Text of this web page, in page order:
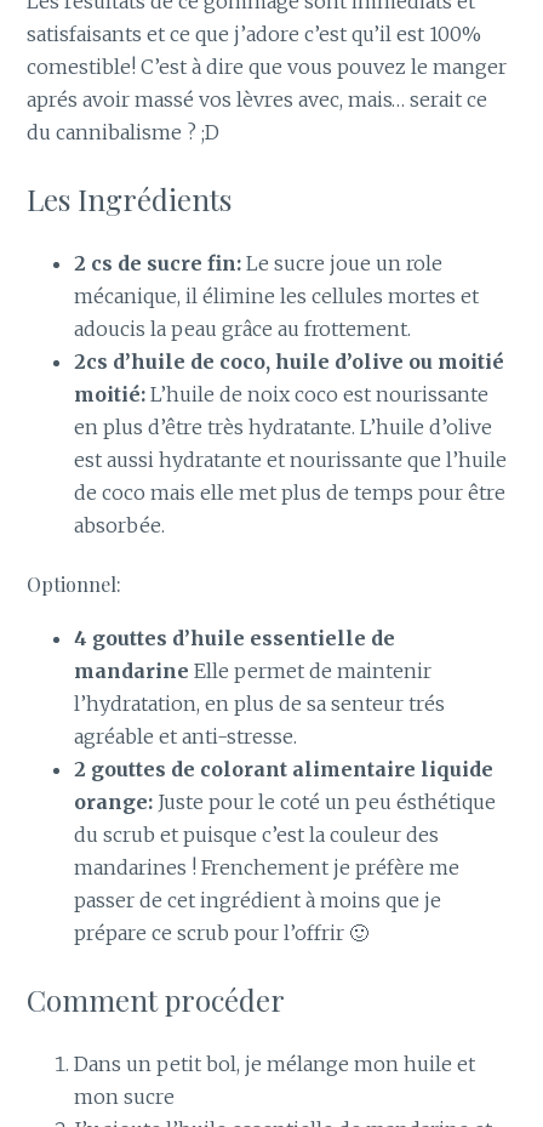
satisfaisants et ce que j’adore c’est qu’il est 100%
comestible! C’est à dire que vous pouvez le manger
aprés avoir massé vos lèvres avec, mais… serait ce
du cannibalisme ? ;D
Les Ingrédients
2 cs de sucre fin: Le sucre joue un role
mécanique, il élimine les cellules mortes et
adoucis la peau grâce au frottement.
2cs d’huile de coco, huile d’olive ou moitié
moitié: L’huile de noix coco est nourissante
en plus d’être très hydratante. L’huile d’olive
est aussi hydratante et nourissante que l’huile
de coco mais elle met plus de temps pour être
absorbée.
Optionnel:
4 gouttes d’huile essentielle de
mandarine Elle permet de maintenir
l’hydratation, en plus de sa senteur trés
agréable et anti-stresse.
2 gouttes de colorant alimentaire liquide
orange:Juste pour le coté un peu ésthétique
du scrub et puisque c’est la couleur des
mandarines ! Frenchement je préfère me
passer de cet ingrédient à moins que je
prépare ce scrub pour l’offrir 🙂
Comment procéder
Dans un petit bol, je mélange mon huile et
mon sucre